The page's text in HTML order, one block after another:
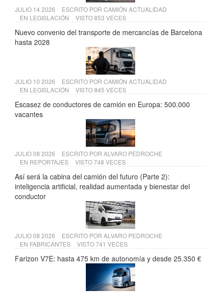
JULIO 14 2026 ESCRITO POR CAMIÓN ACTUALIDAD
EN LEGISLACIÓN VISTO 853 VECES
Nuevo convenio del transporte de mercancías de Barcelona
hasta 2028
JULIO 10 2026 ESCRITO POR CAMIÓN ACTUALIDAD
EN LEGISLACIÓN VISTO 845 VECES
Escasez de conductores de camión en Europa: 500.000
vacantes
JULIO 08 2026 ESCRITO POR ALVARO PEDROCHE
EN REPORTAJES VISTO 748 VECES
Así será la cabina del camión del futuro (Parte 2):
inteligencia artificial, realidad aumentada y bienestar del
conductor
JULIO 08 2026 ESCRITO POR ALVARO PEDROCHE
EN FABRICANTES VISTO 741 VECES
Farizon V7E: hasta 475 km de autonomía y desde 25.350 €